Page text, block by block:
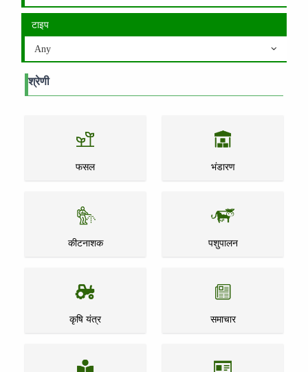
टाइप
Any
श्रेणी
फसल भंडारण
कीटनाशक पशुपालन
कृषि यंत्र समाचार